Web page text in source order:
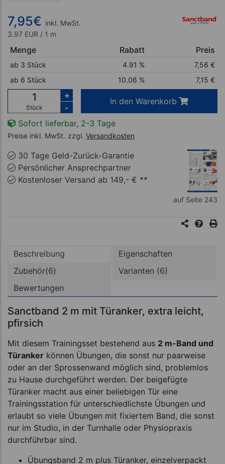
7,95€ inkl. MwSt.
3.97 EUR / 1 m
Menge Rabatt Preis
ab 3 Stück 4.91 % 7,56€
ab 6 Stück
10.06 % 7,15€
Stück
+
-
In den Warenkorb
Sofort lieferbar, 2-3 Tage
Preise inkl. MwSt. zzgl. Versandkosten
30 Tage Geld-Zurück-Garantie
Persönlicher Ansprechpartner
Kostenloser Versand ab 149,- € **
auf Seite 243
Beschreibung
Eigenschaften
Zubehör(6)
Varianten (6)
Bewertungen
Sanctband 2 m mit Türanker, extra leicht,
pfirsich
Mit diesem Trainingsset bestehend aus 2 m-Band und
Türanker können Übungen, die sonst nur paarweise
oder an der Sprossenwand möglich sind, problemlos
zu Hause durchgeführt werden. Der beigefügte
Türanker macht aus einer beliebigen Tür eine
Trainingsstation für unterschiedlichste Übungen und
erlaubt so viele Übungen mit fixiertem Band, die sonst
nur im Studio, in der Turnhalle oder Physiopraxis
durchführbar sind.
Übungsband 2 m plus Türanker, einzelverpackt